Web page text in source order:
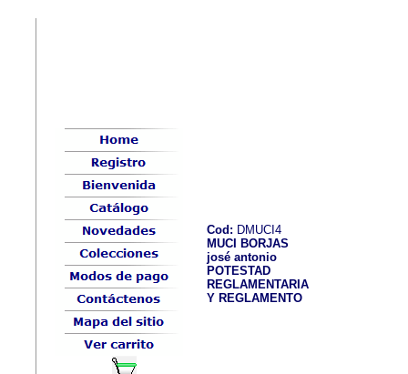
Cod: DMUCI4
MUCI BORJAS
josé antonio
POTESTAD
REGLAMENTARIA
Y REGLAMENTO